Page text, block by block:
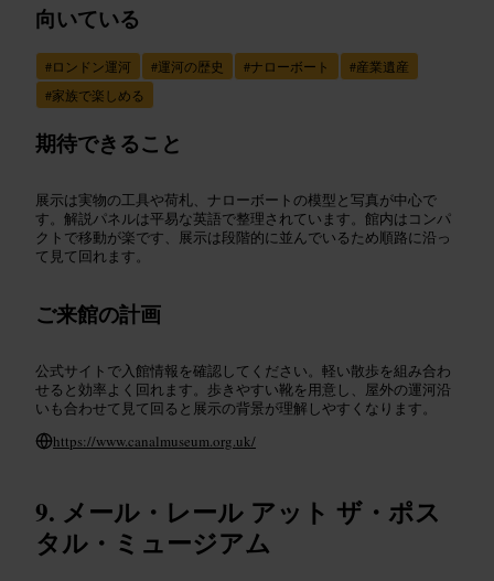
向いている
#ロンドン運河 #運河の歴史 #ナローボート #産業遺産
#家族で楽しめる
期待できること
展示は実物の工具や荷札、ナローボートの模型と写真が中心で
す。解説パネルは平易な英語で整理されています。館内はコンパ
クトで移動が楽です、展示は段階的に並んでいるため順路に沿っ
て見て回れます。
ご来館の計画
公式サイトで入館情報を確認してください。軽い散歩を組み合わ
せると効率よく回れます。歩きやすい靴を用意し、屋外の運河沿
いも合わせて見て回ると展示の背景が理解しやすくなります。
https://www.canalmuseum.org.uk/
メール・レール アット ザ・ポス
タル・ミュージアム